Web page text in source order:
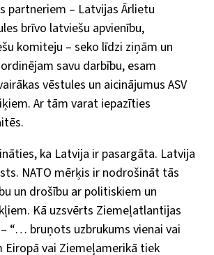
partneriem – Latvijas Ārlietu
brīvo latviešu apvienību,
komiteju – seko līdzi ziņām un
savu darbību, esam
vēstules un aicinājumus ASV
Ar tām varat iepazīties
ka Latvija ir pasargāta. Latvija
NATO mērķis ir nodrošināt tās
un drošību ar politiskiem un
Kā uzsvērts Ziemeļatlantijas
“… bruņots uzbrukums vienai vai
Eiropā vai Ziemeļamerikā tiek